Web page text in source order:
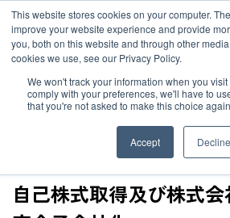
This website stores cookies on your computer.
improve your website experience and provide
you, both on this website and through other
cookies we use, see our Privacy Policy.
We won't track your information when you
comply with your preferences, we'll have to
that you're not asked to make this choice
Accept Decline
お知らせ
グローバルネットワーク
企業情報
サービス
お客様事例
TOP ニュース 自己株式取得及び株式会社
自己株式取得及び株式